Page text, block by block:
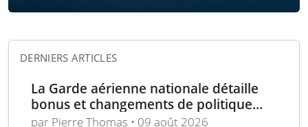
DERNIERS ARTICLES
La Garde aérienne nationale détaille
bonus et changements de politique
dans le cadre de l’« incitation estivale »
par Pierre Thomas • 09 août 2026